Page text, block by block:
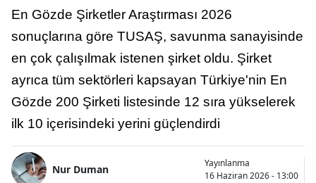
En Gözde Şirketler Araştırması 2026
sonuçlarına göre TUSAŞ, savunma sanayisinde
en çok çalışılmak istenen şirket oldu. Şirket
ayrıca tüm sektörleri kapsayan Türkiye'nin En
Gözde 200 Şirketi listesinde 12 sıra yükselerek
ilk 10 içerisindeki yerini güçlendirdi
Nur Duman
Yayınlanma
16 Haziran 2026 - 13:00